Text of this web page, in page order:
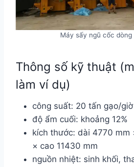
Máy sấy ngũ cốc dòng
Thông số kỹ thuật
làm ví dụ)
công suất: 20 tấn gạo/
độ ẩm cuối: khoảng 12%
kích thước: dài 4770 mm
× cao 11430 mm
nguồn nhiệt: sinh khối,